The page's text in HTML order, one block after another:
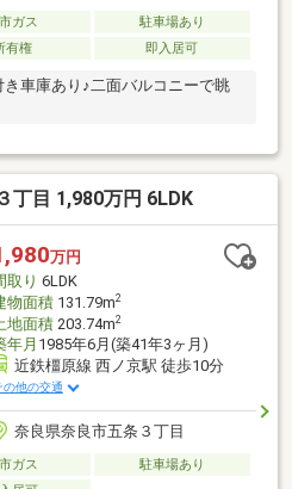
ガス
駐車場あり
有権 即入居可
車庫あり♪二面バルコニーで眺
丁目 1,980万円 6LDK
万円
取り 6LDK
物面積131.79m2
地面積203.74m2
年月 1985年6月(築41年3ヶ月)
近鉄橿原線 西ノ京駅 徒歩10分
の他の交通
奈良県奈良市五条３丁目
ガス
駐車場あり